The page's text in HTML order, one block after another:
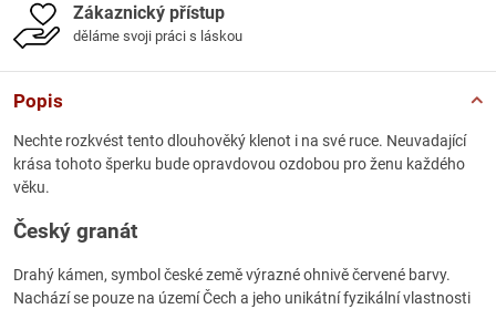
Zákaznický přístup
děláme svoji práci s láskou
Popis
Nechte rozkvést tento dlouhověký klenot i na své ruce. Neuvadající
krása tohoto šperku bude opravdovou ozdobou pro ženu každého
věku.
Český granát
Drahý kámen, symbol české země výrazné ohnivě červené barvy.
Nachází se pouze na území Čech a jeho unikátní fyzikální vlastnosti